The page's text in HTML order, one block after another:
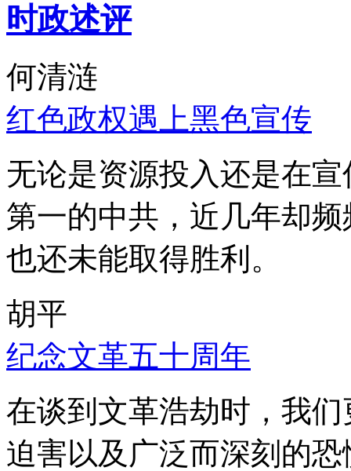
时政述评
何清涟
红色政权遇上黑色宣传
无论是资源投入还是在
第一的中共，近几年却
也还未能取得胜利。
胡平
纪念文革五十周年
在谈到文革浩劫时，我
迫害以及广泛而深刻的